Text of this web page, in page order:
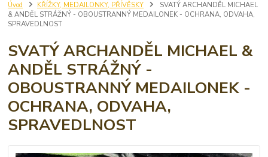
Úvod KŘÍŽKY, MEDAILONKY, PŘÍVĚSKY
SVATÝ ARCHANDĚL MICHAEL
& ANDĚL STRÁŽNÝ - OBOUSTRANNÝ MEDAILONEK - OCHRANA, ODVAHA,
SPRAVEDLNOST
SVATÝ ARCHANDĚL MICHAEL &
ANDĚL STRÁŽNÝ -
OBOUSTRANNÝ MEDAILONEK -
OCHRANA, ODVAHA,
SPRAVEDLNOST